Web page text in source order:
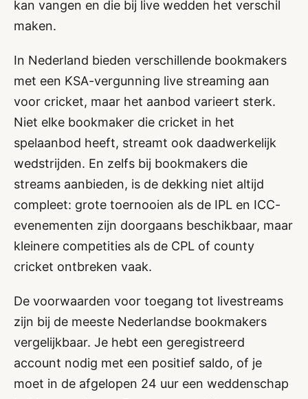
kan vangen en die bij live wedden het verschil
maken.
In Nederland bieden verschillende bookmakers
met een KSA-vergunning live streaming aan
voor cricket, maar het aanbod varieert sterk.
Niet elke bookmaker die cricket in het
spelaanbod heeft, streamt ook daadwerkelijk
wedstrijden. En zelfs bij bookmakers die
streams aanbieden, is de dekking niet altijd
compleet: grote toernooien als de IPL en ICC-
evenementen zijn doorgaans beschikbaar, maar
kleinere competities als de CPL of county
cricket ontbreken vaak.
De voorwaarden voor toegang tot livestreams
zijn bij de meeste Nederlandse bookmakers
vergelijkbaar. Je hebt een geregistreerd
account nodig met een positief saldo, of je
moet in de afgelopen 24 uur een weddenschap